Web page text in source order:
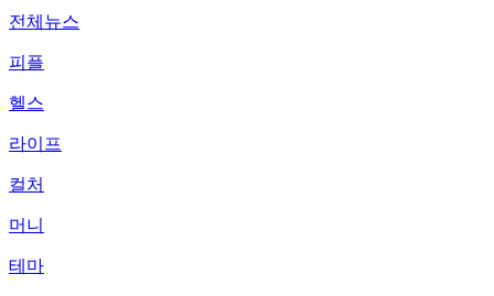
전체뉴스
피플
헬스
라이프
컬처
머니
테마